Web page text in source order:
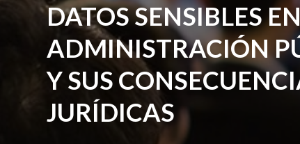
DATOS SENSIBLES
ADMINISTRACIÓN
Y SUS
JURÍDICAS